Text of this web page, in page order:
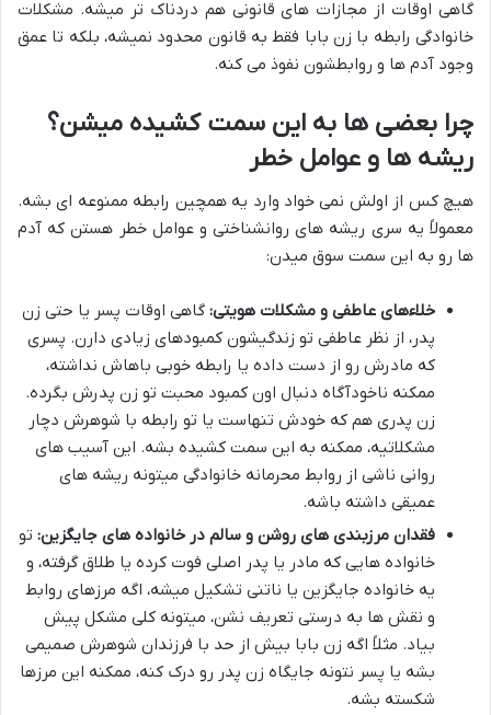
گاهی اوقات از مجازات های قانونی هم دردناک تر میشه. مشکلات
خانوادگی رابطه با زن بابا فقط به قانون محدود نمیشه، بلکه تا عمق
وجود آدم ها و روابطشون نفوذ می کنه.
چرا بعضی ها به این سمت کشیده میشن؟
ریشه ها و عوامل خطر
هیچ کس از اولش نمی خواد وارد یه همچین رابطه ممنوعه ای بشه.
معمولاً یه سری ریشه های روانشناختی و عوامل خطر هستن که آدم
ها رو به این سمت سوق میدن:
خلاءهای عاطفی و مشکلات هویتی: گاهی اوقات پسر یا حتی زن
پدر، از نظر عاطفی تو زندگیشون کمبودهای زیادی دارن. پسری
که مادرش رو از دست داده یا رابطه خوبی باهاش نداشته،
ممکنه ناخودآگاه دنبال اون کمبود محبت تو زن پدرش بگرده.
زن پدری هم که خودش تنهاست یا تو رابطه با شوهرش دچار
مشکلاتیه، ممکنه به این سمت کشیده بشه. این آسیب های
روانی ناشی از روابط محرمانه خانوادگی میتونه ریشه های
عمیقی داشته باشه.
فقدان مرزبندی های روشن و سالم در خانواده های جایگزین: تو
خانواده هایی که مادر یا پدر اصلی فوت کرده یا طلاق گرفته، و
یه خانواده جایگزین یا ناتنی تشکیل میشه، اگه مرزهای روابط
و نقش ها به درستی تعریف نشن، میتونه کلی مشکل پیش
بیاد. مثلاً اگه زن بابا بیش از حد با فرزندان شوهرش صمیمی
بشه یا پسر نتونه جایگاه زن پدر رو درک کنه، ممکنه این مرزها
شکسته بشه.